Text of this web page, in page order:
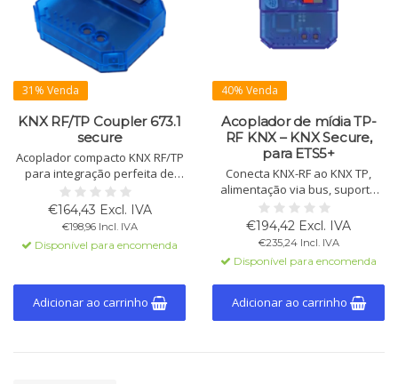
31% Venda
KNX RF/TP Coupler 673.1
secure
Acoplador compacto KNX RF/TP
para integração perfeita de
dispositivos KNX RF com KNX
Bus Twisted Pair. Suporta long
frames, segurança de dados
KNX, Security Proxy e
acoplamento de segmentos.
superior.
€164,43 Excl. IVA
€198,96 Incl. IVA
Disponível para encomenda
Adicionar ao carrinho
40% Venda
Acoplador de mídia TP-
RF KNX – KNX Secure,
para ETS5+
Conecta KNX-RF ao KNX TP,
alimentação via bus, suporta
KNX Secure, downloads
rápidos, função repetidor,
alcance até 30 m.
€194,42 Excl. IVA
€235,24 Incl. IVA
Disponível para encomenda
Adicionar ao carrinho